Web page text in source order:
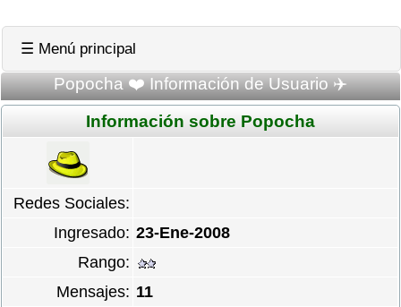
☰ Menú principal
Popocha ❤️ Información de Usuario ✈️
Información sobre Popocha
Redes Sociales:
Ingresado: 23-Ene-2008
Rango:
Mensajes: 11